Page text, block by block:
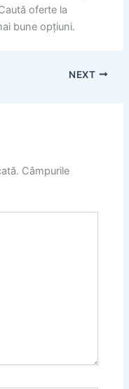
oferte la
bune opțiuni.
NEXT
Câmpurile